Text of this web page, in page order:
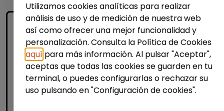
Utilizamos cookies analíticas para realizar
análisis de uso y de medición de nuestra web
así como ofrecer una mejor funcionalidad y
personalización. Consulta la Política de Cookies
aquí para más información. Al pulsar "Aceptar",
aceptas que todas las cookies se guarden en tu
terminal, o puedes configurarlas o rechazar su
uso pulsando en "Configuración de cookies".